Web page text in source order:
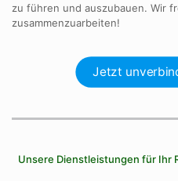
zu führen und auszubauen. Wir
zusammenzuarbeiten!
Jetzt
Unsere Dienstleistungen für Ihr